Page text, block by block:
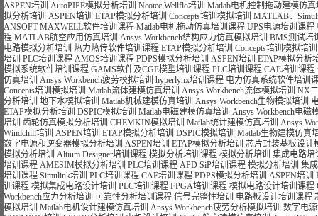
ASPEN培训 AutoPIPE模拟分析培训 Neotec Wellflo培训 Matlab电机控制拖动建模仿真
拟分析培训 ASPEN培训 ETAP模拟分析培训 Concepts培训模拟培训 MATLAB、
ANSOFT MAXWELL软件培训课程 Matlab电机拖动仿真培训课程 UPS电源培训课程
程 MATLAB航空应用仿真培训 Ansys Workbench结构应力仿真模拟培训 BMS测试培
电路模拟分析培训 热力热传软件培训课程 ETAP模拟分析培训 Concepts培训模拟培训
培训 PLC培训课程 AMOS培训课程 PDPS模拟分析培训 ASPEN培训 ETAP模拟分析
模拟系统软件培训课程 GAMS软件及CGE模型培训课程 PLC培训课程 CAE培训课程
仿真培训 Ansys Workbench疲劳模拟培训 hyperlynx培训课程 电力仿真系统软件培训
Concepts培训模拟培训 Matlab流体建模仿真培训 Ansys Workbench流体模拟培训 NX
分析培训 地下水模拟培训 Matlab机械建模仿真培训 Ansys Workbench生物模拟培训
ETAP模拟分析培训 DSPIC模拟培训 Matlab电磁建模仿真培训 Ansys Workbench电磁
培训 齿轮仿真模拟分析培训 CHEMKIN模拟培训 Matlab统计建模仿真培训 Ansys
Windchill培训 ASPEN培训 ETAP模拟分析培训 DSPIC模拟培训 Matlab生物建模仿真
数字电源和逆变器模拟分析培训 ASPEN培训 ETAP模拟分析培训 芯片封装基板设计
模拟分析培训 Altium Designer培训课程 模拟分析培训课程 模拟分析培训 集成电路培
培训课程 AMESIM模拟分析培训 PLC培训课程 APD SiP培训课程 模拟分析培训 集
培训课程 Simulink培训 PLC培训课程 CAE培训课程 PDPS模拟分析培训 ASPEN培训
训课程 模拟集成电路设计培训 PLC培训课程 FPGA培训课程 模拟电路设计培训课程
Workbench应力分析培训 可靠性分析培训课程 信号完整性培训 电路板设计培训课程
模拟培训 Matlab电机设计建模仿真培训 Ansys Workbench疲劳分析模拟培训 数字电